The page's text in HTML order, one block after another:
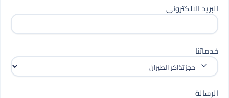
البريد الالكتروني
خدماتنا
الرسالة